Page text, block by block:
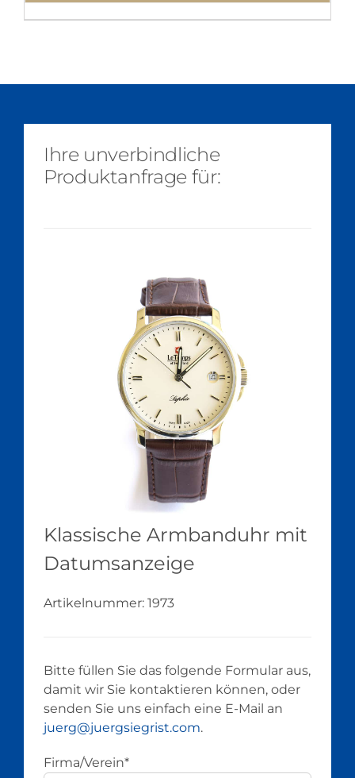
Ihre unverbindliche
Produktanfrage für:
Klassische Armbanduhr mit
Datumsanzeige
Artikelnummer: 1973
Bitte füllen Sie das folgende Formular aus,
damit wir Sie kontaktieren können, oder
senden Sie uns einfach eine E-Mail an
juerg@juergsiegrist.com.
Firma/Verein*